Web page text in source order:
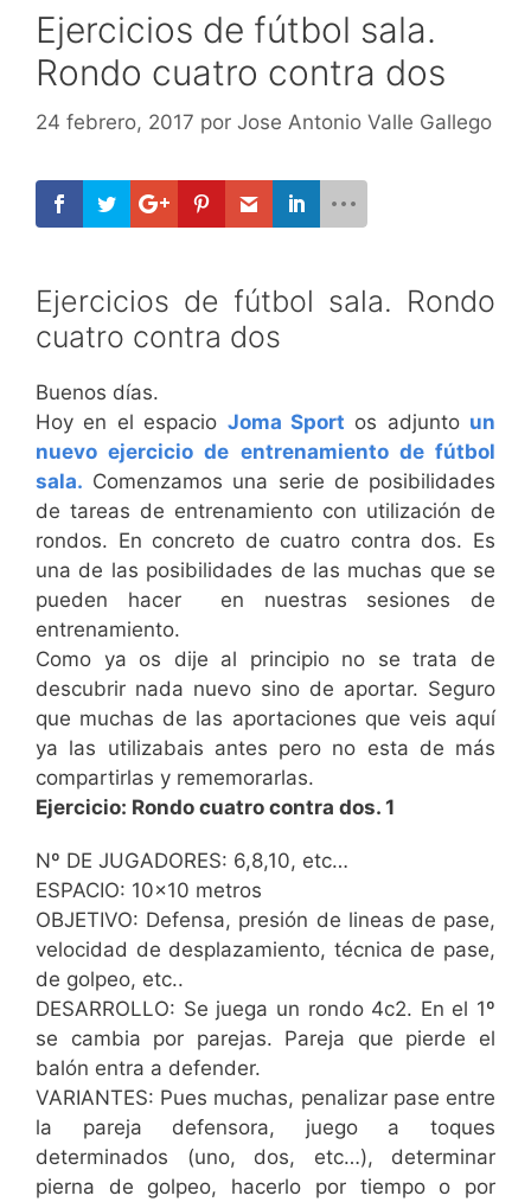
Ejercicios de fútbol sala.
Rondo cuatro contra dos
24 febrero, 2017 por Jose Antonio Valle Gallego
Ejercicios de fútbol sala. Rondo
cuatro contra dos
Buenos días.
Hoy en el espacio Joma Sport os adjunto un
nuevo ejercicio de entrenamiento de fútbol
sala. Comenzamos una serie de posibilidades
de tareas de entrenamiento con utilización de
rondos. En concreto de cuatro contra dos. Es
una de las posibilidades de las muchas que se
pueden hacer en nuestras sesiones de
entrenamiento.
Como ya os dije al principio no se trata de
descubrir nada nuevo sino de aportar. Seguro
que muchas de las aportaciones que veis aquí
ya las utilizabais antes pero no esta de más
compartirlas y rememorarlas.
Ejercicio: Rondo cuatro contra dos. 1
Nº DE JUGADORES: 6,8,10, etc…
ESPACIO: 10×10 metros
OBJETIVO: Defensa, presión de lineas de pase,
velocidad de desplazamiento, técnica de pase,
de golpeo, etc..
DESARROLLO: Se juega un rondo 4c2. En el 1º
se cambia por parejas. Pareja que pierde el
balón entra a defender.
VARIANTES: Pues muchas, penalizar pase entre
la pareja defensora, juego a toques
determinados (uno, dos, etc…), determinar
pierna de golpeo, hacerlo por tiempo o por